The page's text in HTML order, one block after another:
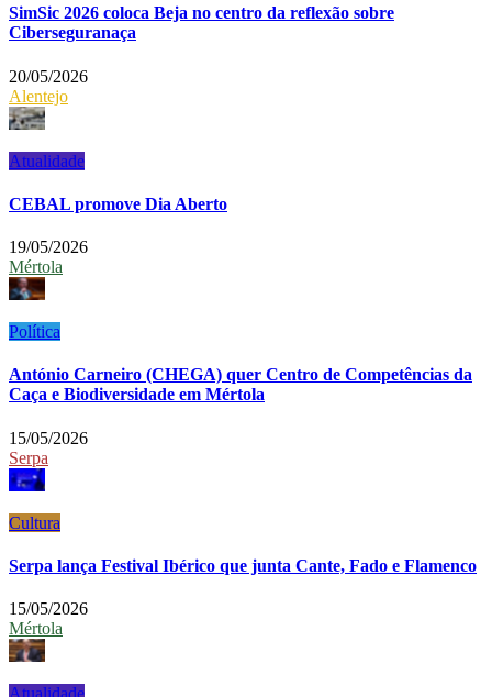
SimSic 2026 coloca Beja no centro da reflexão sobre
Ciberseguranaça
20/05/2026
Alentejo
Atualidade
CEBAL promove Dia Aberto
19/05/2026
Mértola
Política
António Carneiro (CHEGA) quer Centro de Competências da
Caça e Biodiversidade em Mértola
15/05/2026
Serpa
Cultura
Serpa lança Festival Ibérico que junta Cante, Fado e Flamenco
15/05/2026
Mértola